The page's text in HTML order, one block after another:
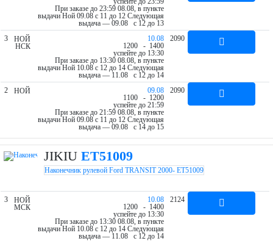
При заказе до 23:59 08.08, в пункте
выдачи Ной 09.08 c 11 до 12 Следующая
выдача — 09.08 c 12 до 13
3
НОЙ
НСК
10.08
1200 - 1400
успейте до 13:30
При заказе до 13:30 08.08, в пункте
выдачи Ной 10.08 c 12 до 14 Следующая
выдача — 11.08 c 12 до 14
2090
2 НОЙ
09.08
1100 - 1200
успейте до 21:59
При заказе до 21:59 08.08, в пункте
выдачи Ной 09.08 c 11 до 12 Следующая
выдача — 09.08 c 14 до 15
2090
JIKIU ET51009
Наконечник рулевой Ford TRANSIT 2000- ET51009
3
НОЙ
МСК
10.08
1200 - 1400
успейте до 13:30
При заказе до 13:30 08.08, в пункте
выдачи Ной 10.08 c 12 до 14 Следующая
выдача — 11.08 c 12 до 14
2124